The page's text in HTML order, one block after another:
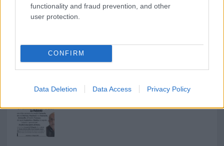
functionality and fraud prevention, and other
user protection.
CONFIRM
Data Deletion Data Access Privacy Policy
I nostri cari
I nostri cari